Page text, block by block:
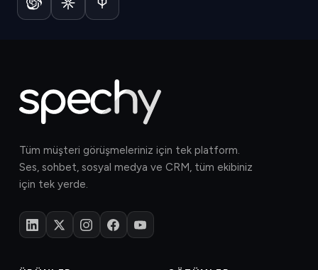
Tüm müşteri görüşmeleriniz için tek platform.
Ses, sohbet, sosyal medya ve CRM, tüm ekibiniz
için tek yerde.